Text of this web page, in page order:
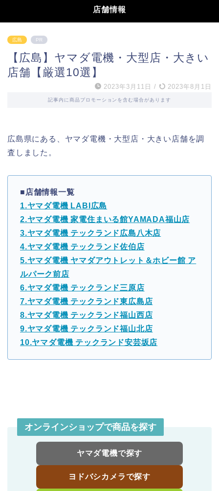
店舗情報
広島 PR
【広島】ヤマダ電機・大型店・大きい
店舗【厳選10選】
2023年3月11日 / 2023年8月1日
記事内に商品プロモーションを含む場合があります
広島県にある、ヤマダ電機・大型店・大きい店舗を調
査しました。
■店舗情報一覧
1.ヤマダ電機 LABI広島
2.ヤマダ電機 家電住まいる館YAMADA福山店
3.ヤマダ電機 テックランド広島八木店
4.ヤマダ電機 テックランド佐伯店
5.ヤマダ電機 ヤマダアウトレット＆ホビー館 ア
ルパーク前店
6.ヤマダ電機 テックランド三原店
7.ヤマダ電機 テックランド東広島店
8.ヤマダ電機 テックランド福山西店
9.ヤマダ電機 テックランド福山北店
10.ヤマダ電機 テックランド安芸坂店
オンラインショップで商品を探す
ヤマダ電機で探す
ヨドバシカメラで探す